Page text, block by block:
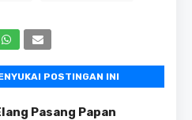
POSTINGAN INI
Pasang Papan